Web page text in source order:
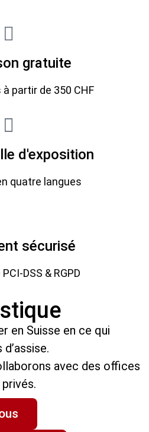
gratuite
partir de 350 CHF
d'exposition
quatre langues
sécurisé
DSS & RGPD
en Suisse en ce qui
avec des offices